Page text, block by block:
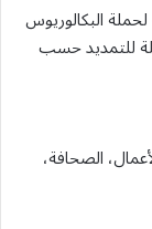
البكالوريوس
للتمديد حسب
الصحافة،